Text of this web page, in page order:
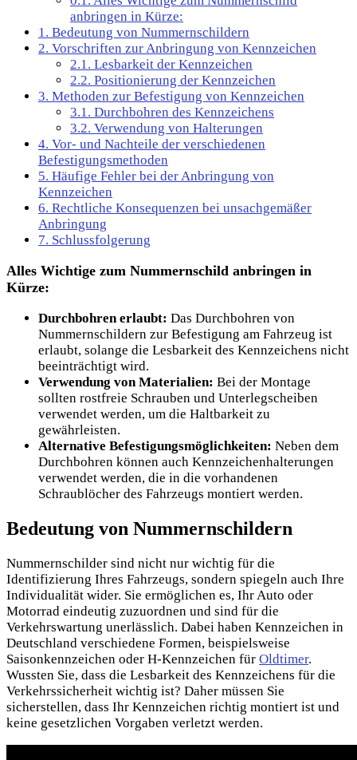
anbringen in Kürze:
1. Bedeutung von Nummernschildern
2. Vorschriften zur Anbringung von Kennzeichen
2.1. Lesbarkeit der Kennzeichen
2.2. Positionierung der Kennzeichen
3. Methoden zur Befestigung von Kennzeichen
3.1. Durchbohren des Kennzeichens
3.2. Verwendung von Halterungen
4. Vor- und Nachteile der verschiedenen
Befestigungsmethoden
5. Häufige Fehler bei der Anbringung von
Kennzeichen
6. Rechtliche Konsequenzen bei unsachgemäßer
Anbringung
7. Schlussfolgerung
Alles Wichtige zum Nummernschild anbringen in
Kürze:
Durchbohren erlaubt: Das Durchbohren von
Nummernschildern zur Befestigung am Fahrzeug ist
erlaubt, solange die Lesbarkeit des Kennzeichens nicht
beeinträchtigt wird.
Verwendung von Materialien: Bei der Montage
sollten rostfreie Schrauben und Unterlegscheiben
verwendet werden, um die Haltbarkeit zu
gewährleisten.
Alternative Befestigungsmöglichkeiten: Neben dem
Durchbohren können auch Kennzeichenhalterungen
verwendet werden, die in die vorhandenen
Schraublöcher des Fahrzeugs montiert werden.
Bedeutung von Nummernschildern
Nummernschilder sind nicht nur wichtig für die
Identifizierung Ihres Fahrzeugs, sondern spiegeln auch Ihre
Individualität wider. Sie ermöglichen es, Ihr Auto oder
Motorrad eindeutig zuzuordnen und sind für die
Verkehrswartung unerlässlich. Dabei haben Kennzeichen in
Deutschland verschiedene Formen, beispielsweise
Saisonkennzeichen oder H-Kennzeichen für Oldtimer.
Wussten Sie, dass die Lesbarkeit des Kennzeichens für die
Verkehrssicherheit wichtig ist? Daher müssen Sie
sicherstellen, dass Ihr Kennzeichen richtig montiert ist und
keine gesetzlichen Vorgaben verletzt werden.